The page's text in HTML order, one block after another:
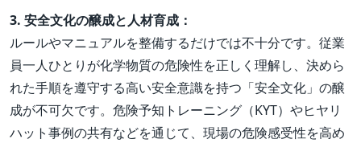
3. 安全文化の醸成と人材育成：
ルールやマニュアルを整備するだけでは不十分です。従業
員一人ひとりが化学物質の危険性を正しく理解し、決めら
れた手順を遵守する高い安全意識を持つ「安全文化」の醸
成が不可欠です。危険予知トレーニング（KYT）やヒヤリ
ハット事例の共有などを通じて、現場の危険感受性を高め